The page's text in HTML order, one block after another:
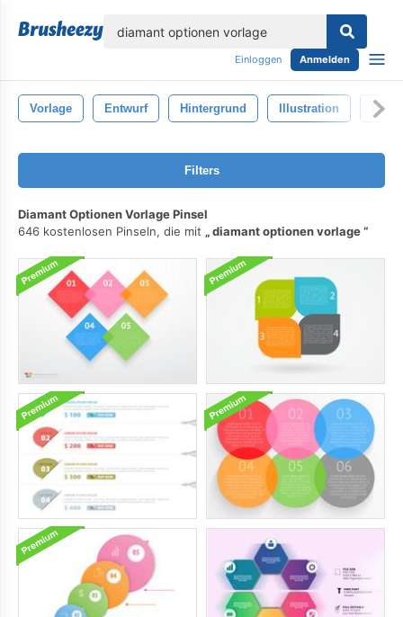
Einloggen Anmelden
Vorlage Entwurf Hintergrund Illustration
Filters
Diamant Optionen Vorlage Pinsel
646 kostenlosen Pinseln, die mit
diamant optionen vorlage